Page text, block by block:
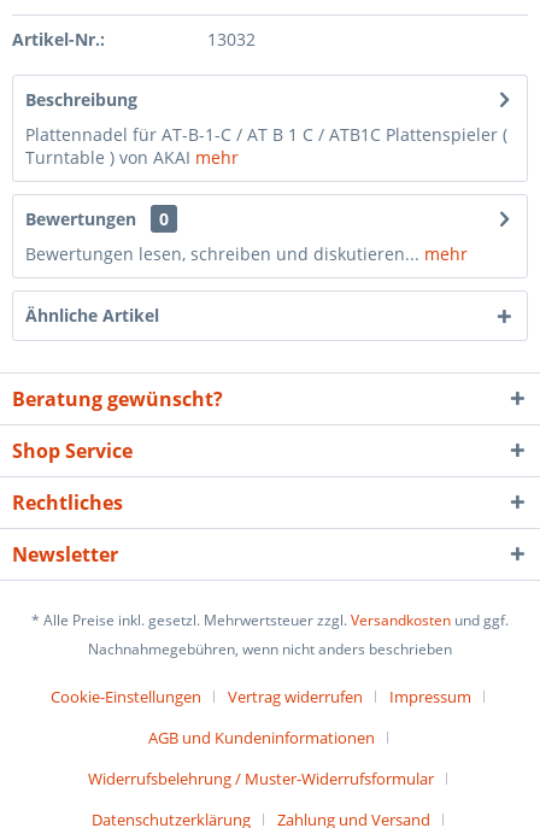
Artikel-Nr.: 13032
Beschreibung
Plattennadel für AT-B-1-C / AT B 1 C / ATB1C Plattenspieler (
Turntable ) von AKAI mehr
Bewertungen
0
Bewertungen lesen, schreiben und diskutieren... mehr
Ähnliche Artikel
Beratung gewünscht?
Shop Service
Rechtliches
Newsletter
* Alle Preise inkl. gesetzl. Mehrwertsteuer zzgl.Versandkosten und ggf.
Nachnahmegebühren, wenn nicht anders beschrieben
Cookie-Einstellungen Vertrag widerrufen
Impressum
AGB und Kundeninformationen
Widerrufsbelehrung / Muster-Widerrufsformular
Datenschutzerklärung
Zahlung und Versand